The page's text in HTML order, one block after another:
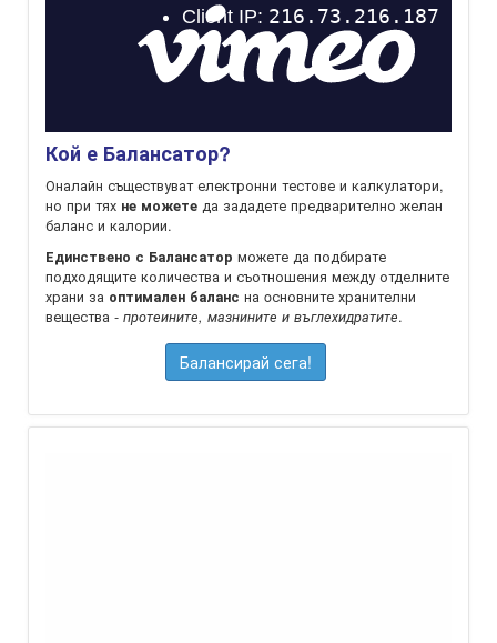
Кой е Балансатор?
Оналайн съществуват електронни тестове и калкулатори,
но при тях не можете да зададете предварително желан
баланс и калории.
Единствено с Балансатор можете да подбирате
подходящите количества и съотношения между отделните
храни за оптимален баланс на oсновните хранителни
вещества - протеините, мазнините и въглехидратите.
Балансирай сега!